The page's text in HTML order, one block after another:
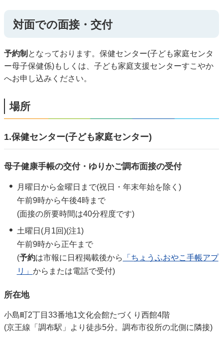
対面での面接・交付
予約制 となっております。保健センター(子ども家庭センタ
ー母子保健係)もしくは、子ども家庭支援センターすこやか
へお申し込みください。
場所
1.保健センター(子ども家庭センター)
母子健康手帳の交付・ゆりかご調布面接の受付
月曜日から金曜日まで(祝日・年末年始を除く)
午前9時から午後4時まで
(面接の所要時間は40分程度です)
土曜日(月1回)(注1)
午前9時から正午まで
(予約は市報に日程掲載後から 「ちょうふおやこ手帳アプ
リ」 からまたは電話で受付)
所在地
小島町2丁目33番地1文化会館たづくり西館4階
(京王線「調布駅」より徒歩5分。調布市役所の北側に隣接)